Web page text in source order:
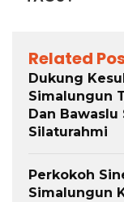
Related
Dukung
Simalungun
Dan
Silaturahmi
Perkokoh
Simalungun